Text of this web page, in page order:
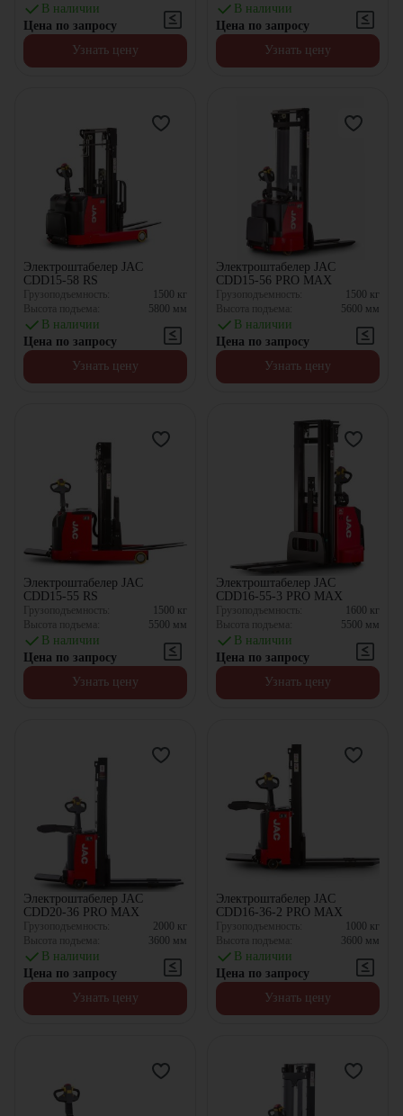
В наличии
Цена по запросу
Узнать цену
В наличии
Цена по запросу
Узнать цену
Электроштабелер JAC
CDD15-58 RS
Грузоподъемность: 1500 кг
Высота подъема:
5800 мм
В наличии
Цена по запросу
Узнать цену
Электроштабелер JAC
CDD15-56 PRO MAX
Грузоподъемность: 1500 кг
Высота подъема:
5600 мм
В наличии
Цена по запросу
Узнать цену
Электроштабелер JAC
CDD15-55 RS
Грузоподъемность: 1500 кг
Высота подъема:
5500 мм
В наличии
Цена по запросу
Узнать цену
Электроштабелер JAC
CDD16-55-3 PRO MAX
Грузоподъемность: 1600 кг
Высота подъема:
5500 мм
В наличии
Цена по запросу
Узнать цену
Электроштабелер JAC
CDD20-36 PRO MAX
Грузоподъемность: 2000 кг
Высота подъема:
3600 мм
В наличии
Цена по запросу
Узнать цену
Электроштабелер JAC
CDD16-36-2 PRO MAX
Грузоподъемность: 1000 кг
Высота подъема:
3600 мм
В наличии
Цена по запросу
Узнать цену